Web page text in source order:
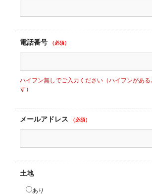
電話番号 （必須）
ハイフン無しでご入力ください（ハイフンがある
す）
メールアドレス （必須）
土地
あり